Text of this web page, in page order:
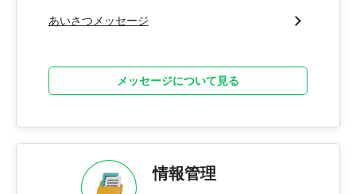
あいさつメッセージ
メッセージについて見る
情報管理